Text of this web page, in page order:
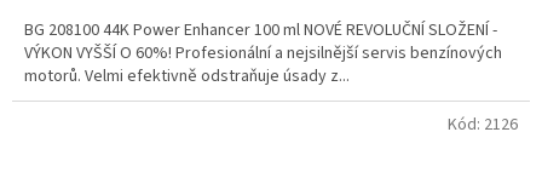
z
5
hvězdiček.
BG 208100 44K Power Enhancer 100 ml NOVÉ REVOLUČNÍ SLOŽENÍ -
VÝKON VYŠŠÍ O 60%! Profesionální a nejsilnější servis benzínových
motorů. Velmi efektivně odstraňuje úsady z...
Kód: 2126